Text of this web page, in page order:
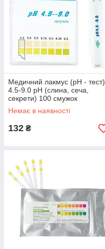
Медичний лакмус (рН - тест)
4.5-9.0 рН (слина, сеча,
секрети) 100 смужок
Немає в наявності
132 ₴